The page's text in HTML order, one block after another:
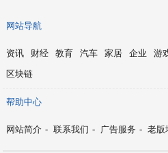
网站导航
资讯 财经 教育 汽车 家居 企业 游
区块链
帮助中心
网站简介 - 联系我们 - 广告服务 - 老版